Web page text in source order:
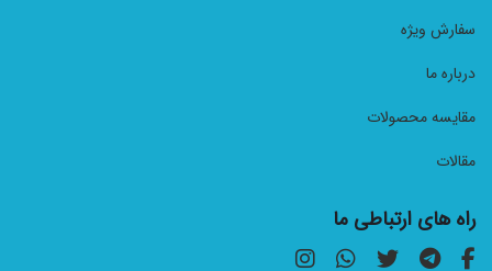
سفارش ویژه
درباره ما
مقایسه محصولات
مقالات
راه های ارتباطی ما